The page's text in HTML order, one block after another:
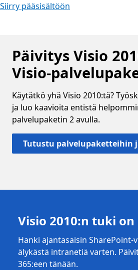
Siirry pääsisältöön
Päivitys Visio
Visio-
Käytätkö yhä Visio 2010:tä?
ja luo kaavioita entistä
palvelupaketin 2 avulla.
Tutustu palvelupaketteihin
Visio 2010:n tuki
Hanki ajantasaisin SharePoint-
älykästä intranetiä varten.
365:een tänään.